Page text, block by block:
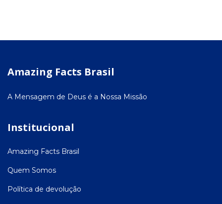
Amazing Facts Brasil
A Mensagem de Deus é a Nossa Missão
Institucional
Amazing Facts Brasil
Quem Somos
Política de devolução